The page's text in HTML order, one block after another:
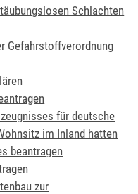
Schlachten
Gefahrstoffverordnung
für deutsche
im Inland hatten
beantragen
zur